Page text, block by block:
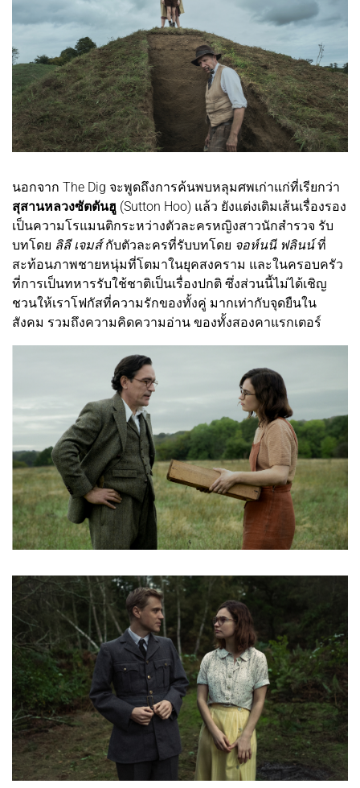
นอกจาก The Dig จะพูดถึงการค้นพบหลุมศพเก่าแก่ที่เรียกว่า
สุสานหลวงซัตตันฮู (Sutton Hoo) แล้ว ยังแต่งเติมเส้นเรื่องรอง
เป็นความโรแมนติกระหว่างตัวละครหญิงสาวนักสำรวจ รับ
บทโดย ลิลี เจมส์กับตัวละครที่รับบทโดย จอห์นนี ฟลินน์ที่
สะท้อนภาพชายหนุ่มที่โตมาในยุคสงคราม และในครอบครัว
ที่การเป็นทหารรับใช้ชาติเป็นเรื่องปกติ ซึ่งส่วนนี้ไม่ได้เชิญ
ชวนให้เราโฟกัสที่ความรักของทั้งคู่ มากเท่ากับจุดยืนใน
สังคม รวมถึงความคิดความอ่าน ของทั้งสองคาแรกเตอร์